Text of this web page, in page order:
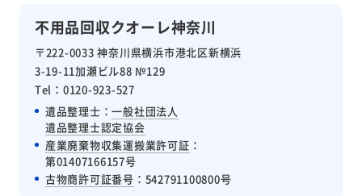
不用品回収クオーレ神奈川
〒222-0033 神奈川県横浜市港北区新横浜
3-19-11加瀬ビル88 №129
Tel：0120-923-527
遺品整理士：一般社団法人
遺品整理士認定協会
産業廃棄物収集運搬業許可証 ：
第01407166157号
古物商許可証番号 ：542791100800号